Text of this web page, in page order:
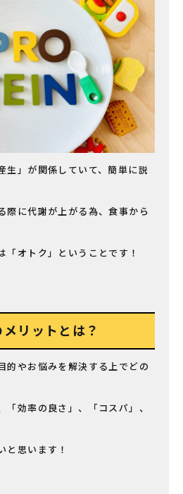
生」が関係していて、簡単に説
際に代謝が上がる為、食事から
「オトク」ということです！
リットとは？
的やお悩みを解決する上でどの
「効率の良さ」、「コスパ」、
と思います！